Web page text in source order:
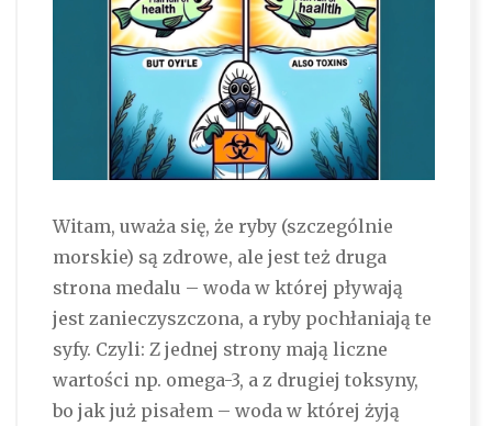
Witam, uważa się, że ryby (szczególnie
morskie) są zdrowe, ale jest też druga
strona medalu – woda w której pływają
jest zanieczyszczona, a ryby pochłaniają te
syfy. Czyli: Z jednej strony mają liczne
wartości np. omega-3, a z drugiej toksyny,
bo jak już pisałem – woda w której żyją